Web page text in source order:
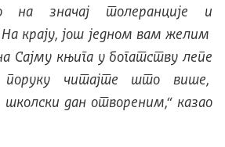
на значај толеранције и
крају, још једном вам желим
Сајму књига у богатству лепе
читајте што више,
школски дан отвореним,“ казао